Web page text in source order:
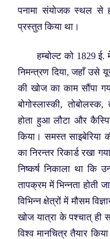
पनामा संयोजक स्थल से
प्रस्तुत किया था।
हम्बोल्ट को 1829 ई.
निमन्त्रण दिया, जहाँ उसे
की खोज का काम सौंपा
बोगोस्लास्की,
होता हुआ लौटा और
किया। समस्त साइबेरिया
का निरन्तर रिकार्ड रखा
निष्कर्ष निकाला था कि
तापक्रम में भिन्नता
विभिन्न क्षेत्रों में मौसम
खोज यात्रा के पश्चात् ही
विश्व मानचित्र तैयार